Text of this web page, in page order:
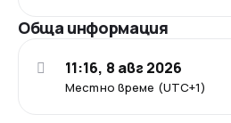
Обща информация
Местно време (UTC+1)
11:16, 8 авг 2026